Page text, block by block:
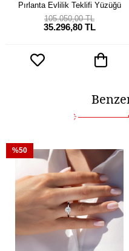
Pırlanta Evlilik Teklifi Yüzüğü
35.296,80 TL
105.050,00 TL
%50